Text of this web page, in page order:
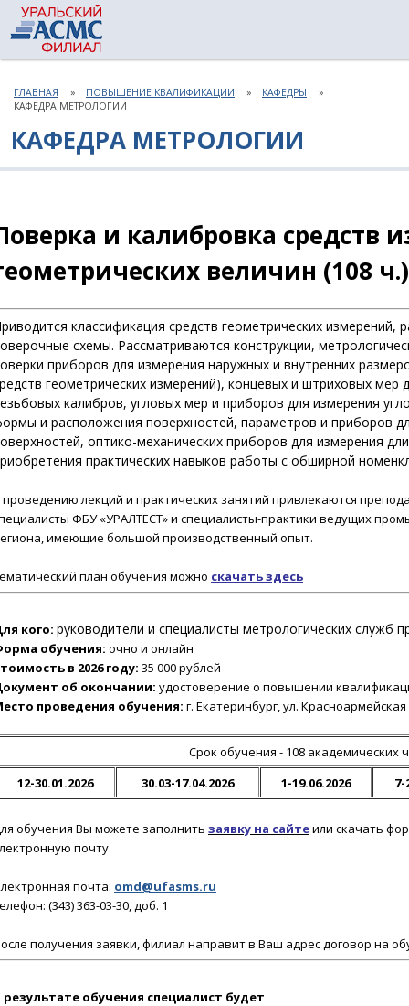
ГЛАВНАЯ ПОВЫШЕНИЕ КВАЛИФИКАЦИИ
КАФЕДРЫ
КАФЕДРА МЕТРОЛОГИИ
КАФЕДРА МЕТРОЛОГИИ
и калибровка средств
величин (108 ч.)
классификация средств геометрических измерений,
схемы. Рассматриваются конструкции,
приборов для измерения наружных и внутренних
геометрических измерений), концевых и штриховых мер
калибров, угловых мер и приборов для измерения
и расположения поверхностей, параметров и приборов
оптико-механических приборов для измерения
практических навыков работы с обширной
проведению лекций и практических занятий привлекаются
ФБУ «УРАЛТЕСТ» и специалисты-практики ведущих
имеющие большой производственный опыт.
план обучения можно скачатьздесь
кого: руководители и специалисты метрологических служб
обучения: очно и онлайн
в 2026 году: 35 000 рублей
об окончании: удостоверение о повышении
проведения обучения: г. Екатеринбург, ул.
Срок обучения - 108 академических
12-30.01.2026
30.03-17.04.2026 1-19.06.2026 7-
обучения Вы можете заполнить заявку на сайтеили скачать
почту
почта: omd@ufasms.ru
(343) 363-03-30, доб. 1
получения заявки, филиал направит в Ваш адрес договор на
результате обучения специалист будет